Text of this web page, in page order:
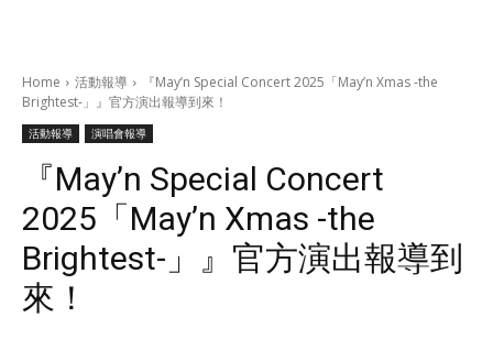
Home 活動報導
『May’n Special Concert 2025「May’n Xmas -the
Brightest-」』官方演出報導到來！
活動報導 演唱會報導
『May’n Special Concert
2025「May’n Xmas -the
Brightest-」』官方演出報導到
來！